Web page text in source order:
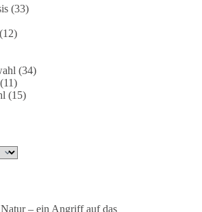
Verantwortung,
in einer
künftig miteinander
können.
(33)
(12)
(34)
(11)
(15)
– ein Angriff auf das